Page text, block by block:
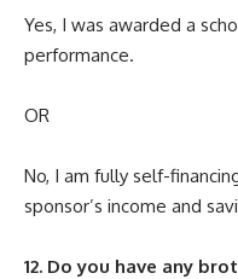
Yes, I was awarded a
performance.
OR
No, I am fully self-
sponsor’s income and
12. Do you have any